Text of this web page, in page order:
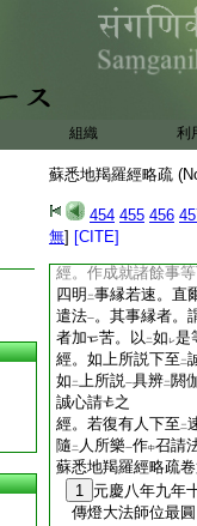
組織 利
蘇悉地羯羅經略疏
454 455 456
無] [CITE]
。若有 難等一
。
二人所樂 作
而作
。是
尊所止之方 一 。 9
經。或於餘時下至
得 稱
諸花菓
箇奉請之法一。謂合 二
奉請。及以 兩手 捧
レ 文可レ知也
經。若欲成就下至
上中下事及扇底迦
經。作成就諸餘事
四明 二事縁若速。直
遣法一。其事縁者。
者加
苦。以 二如 レ是
經。如上所説下至 二
如 二上所説一具辨二 閼
誠心請
之
經。若復有人下至 二
隨 二 人所樂一作中召請
蘇悉地羯羅經略疏
1 元慶八年九年
傳燈大法師位最